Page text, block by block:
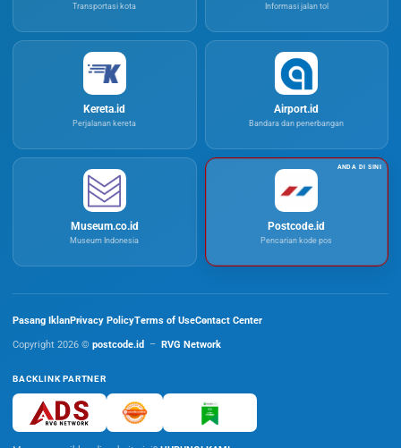
Transportasi kota Informasi jalan tol
Kereta.id
Perjalanan kereta
Airport.id
Bandara dan penerbangan
Museum.co.id
Museum Indonesia
Postcode.id
Pencarian kode pos
Pasang IklanPrivacy PolicyTerms of UseContact Center
Copyright 2026 © postcode.id – RVG Network
BACKLINK PARTNER